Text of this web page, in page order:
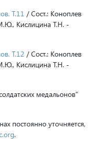
Т.11 / Сост.: Коноплев
Кислицина Т.Н. -
Т.12 / Сост.: Коноплев
Кислицина Т.Н. -
медальонов"
постоянно уточняется,
.